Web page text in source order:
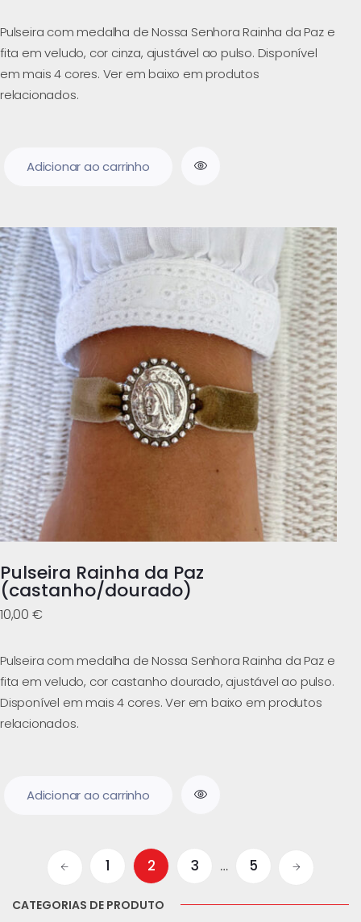
Pulseira com medalha de Nossa Senhora Rainha da Paz e
fita em veludo, cor cinza, ajustável ao pulso. Disponível
em mais 4 cores. Ver em baixo em produtos
relacionados.
Adicionar ao carrinho
Pulseira Rainha da Paz
(castanho/dourado)
10,00 €
Pulseira com medalha de Nossa Senhora Rainha da Paz e
fita em veludo, cor castanho dourado, ajustável ao pulso.
Disponível em mais 4 cores. Ver em baixo em produtos
relacionados.
Adicionar ao carrinho
1 2 3 … 5
CATEGORIAS DE PRODUTO